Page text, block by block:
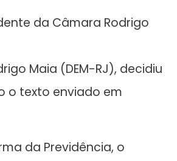
da Câmara Rodrigo
Maia (DEM-RJ), decidiu
o texto enviado em
da Previdência, o